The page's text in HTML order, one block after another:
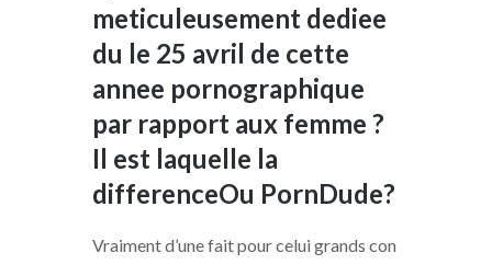
meticuleusement dediee
du le 25 avril de cette
annee pornographique
par rapport aux femme ?
Il est laquelle la
differenceOu PornDude?
Vraiment d’une fait pour celui grands con